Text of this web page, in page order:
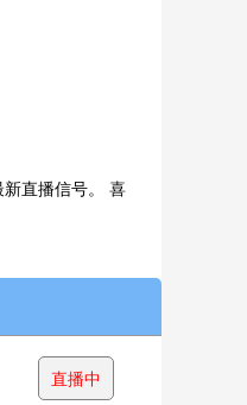
直播信号。 喜
直播中